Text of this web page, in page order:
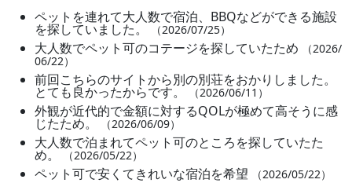
ペットを連れて大人数で宿泊、BBQなどができる施設
を探していました。 （2026/07/25）
大人数でペット可のコテージを探していたため
（2026/
06/22）
前回こちらのサイトから別の別荘をおかりしました。
とても良かったからです。 （2026/06/11）
外観が近代的で金額に対するQOLが極めて高そうに感
じたため。 （2026/06/09）
大人数で泊まれてペット可のところを探していたた
め。 （2026/05/22）
ペット可で安くてきれいな宿泊を希望 （2026/05/22）